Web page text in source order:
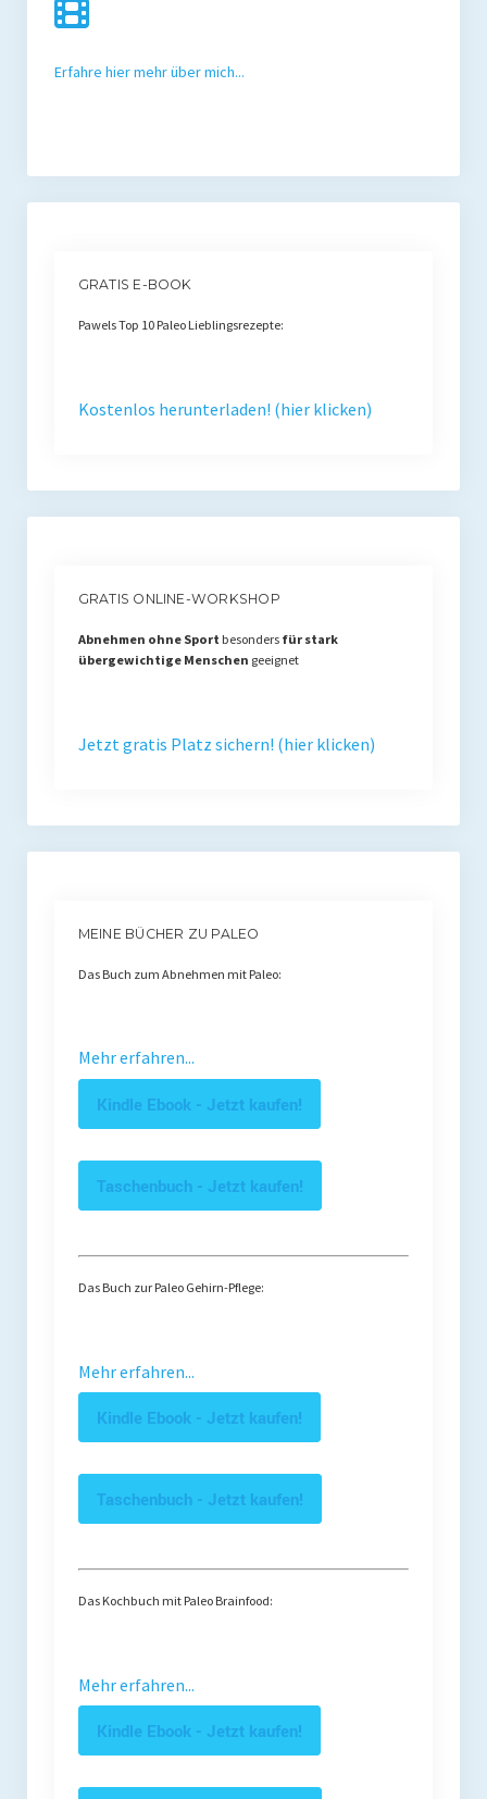
Erfahre hier mehr über mich...
GRATIS E-BOOK
Pawels Top 10 Paleo Lieblingsrezepte:
Kostenlos herunterladen! (hier klicken)
GRATIS ONLINE-WORKSHOP
Abnehmen ohne Sport besonders für stark
übergewichtige Menschen geeignet
Jetzt gratis Platz sichern! (hier klicken)
MEINE BÜCHER ZU PALEO
Das Buch zum Abnehmen mit Paleo:
Mehr erfahren...
Kindle Ebook - Jetzt kaufen!
Taschenbuch - Jetzt kaufen!
Das Buch zur Paleo Gehirn-Pflege:
Mehr erfahren...
Kindle Ebook - Jetzt kaufen!
Taschenbuch - Jetzt kaufen!
Das Kochbuch mit Paleo Brainfood:
Mehr erfahren...
Kindle Ebook - Jetzt kaufen!